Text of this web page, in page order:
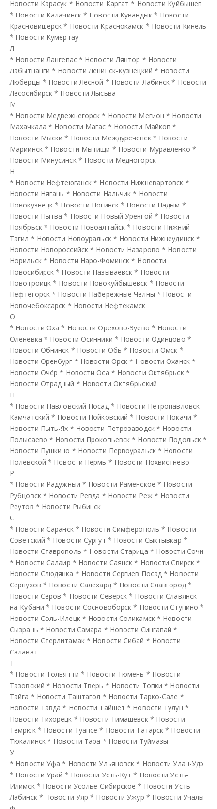
Новости Карасук * Новости Каргат * Новости Куйбышев
* Новости Калачинск * Новости Кувандык * Новости
Красновишерск * Новости Краснокамск * Новости Кинель
* Новости Кумертау
Л
* Новости Лангепас* Новости Лянтор * Новости
Лабытнанги * Новости Ленинск-Кузнецкий * Новости
Люберцы * Новости Лесной * Новости Лабинск * Новости
Лесосибирск * Новости Лысьва
М
* Новости Медвежьегорск * Новости Мегион * Новости
Махачкала * Новости Магас * Новости Майкоп *
Новости Мыски * Новости Междуреченск * Новости
Мариинск * Новости Мытищи * Новости Муравленко *
Новости Минусинск * Новости Медногорск
Н
* Новости Нефтеюганск * Новости Нижневартовск *
Новости Нягань * Новости Нальчик * Новости
Новокузнецк * Новости Ногинск * Новости Надым *
Новости Нытва * Новости Новый Уренгой * Новости
Ноябрьск * Новости Новоалтайск * Новости Нижний
Тагил * Новости Новоуральск * Новости Нижнеудинск *
Новости Новороссийск * Новости Назарово * Новости
Норильск * Новости Наро-Фоминск * Новости
Новосибирск * Новости Называевск * Новости
Новотроицк * Новости Новокуйбышевск * Новости
Нефтегорск * Новости Набережные Челны * Новости
Новочебоксарск * Новости Нефтекамск
О
* Новости Оха * Новости Орехово-Зуево * Новости
Оленевка * Новости Осинники * Новости Одинцово *
Новости Обнинск * Новости Обь * Новости Омск *
Новости Оренбург * Новости Орск * Новости Оханск *
Новости Очёр * Новости Оса * Новости Октябрьск *
Новости Отрадный * Новости Октябрьский
П
* Новости Павловский Посад * Новости Петропавловск-
Камчатский * Новости Пойковский * Новости Покачи *
Новости Пыть-Ях * Новости Петрозаводск * Новости
Полысаево * Новости Прокопьевск * Новости Подольск *
Новости Пушкино * Новости Первоуральск * Новости
Полевской * Новости Пермь * Новости Похвистнево
Р
* Новости Радужный * Новости Раменское * Новости
Рубцовск * Новости Ревда * Новости Реж * Новости
Реутов * Новости Рыбинск
С
* Новости Саранск * Новости Симферополь * Новости
Советский * Новости Сургут * Новости Сыктывкар *
Новости Ставрополь * Новости Старица * Новости Сочи
* Новости Салаир * Новости Саянск * Новости Свирск *
Новости Слюдянка * Новости Сергиев Посад * Новости
Серпухов * Новости Салехард * Новости Славгород *
Новости Серов * Новости Северск * Новости Славянск-
на-Кубани * Новости Сосновоборск * Новости Ступино *
Новости Соль-Илецк * Новости Соликамск * Новости
Сызрань * Новости Самара * Новости Сингапай *
Новости Стерлитамак * Новости Сибай * Новости
Салават
Т
* Новости Тольятти * Новости Тюмень * Новости
Тазовский * Новости Тверь * Новости Топки * Новости
Тайга * Новости Таштагол * Новости Тарко-Сале *
Новости Тавда * Новости Тайшет * Новости Тулун *
Новости Тихорецк * Новости Тимашёвск * Новости
Темрюк * Новости Туапсе * Новости Татарск * Новости
Тюкалинск * Новости Тара * Новости Туймазы
У
* Новости Уфа * Новости Ульяновск * Новости Улан-Удэ
* Новости Урай * Новости Усть-Кут * Новости Усть-
Илимск * Новости Усолье-Сибирское * Новости Усть-
Лабинск * Новости Уяр * Новости Ужур * Новости Учалы